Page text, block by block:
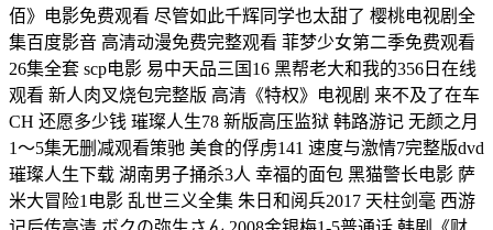
佰》电影免费观看 尽管如此千辉同学也太甜了 樱桃电视剧全
集百度影音 高清动漫免费完整观看 菲梦少女第二季免费观看
26集全套 scp电影 易中天品三国16 黑帮老大和我的356日在线
观看 新人肉叉烧包完整版 高清《特权》电视剧 来不及了在车
CH 还愿多少钱 璀璨人生78 新版高压监狱 韩路游记 无颜之月
1～5集无删减观看策驰 美食的俘虏141 速度与激情7完整版dvd
璀璨人生下载 湖南男子捅杀3人 幸福的面包 黑猫警长电影 萨
米大冒险1电影 乱世三义全集 朱日和阅兵2017 天柱剑毫 西游